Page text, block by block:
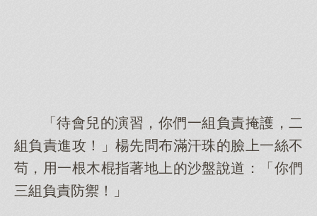
「待會兒的演習，你們一組負責掩護，二
組負責進攻！」楊先問布滿汗珠的臉上一絲不
苟，用一根木棍指著地上的沙盤說道：「你們
三組負責防禦！」